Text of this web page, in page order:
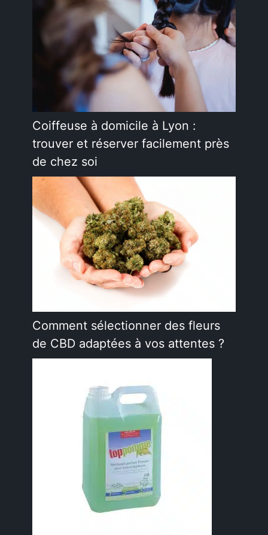
Coiffeuse à domicile à Lyon :
trouver et réserver facilement près
de chez soi
Comment sélectionner des fleurs
de CBD adaptées à vos attentes ?